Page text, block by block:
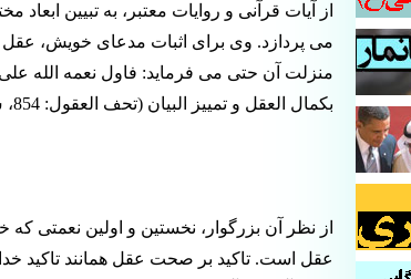
از آیات قرآنی و روایات معتبر، به تبیین
می پردازد. وی برای اثبات مدعای خویش، عقل
منزلت آن حتی می فرماید: فاول نعمه الله
بکمال العقل و تمییز البیان (تحف العقول: 854، س 5.)
از نظر آن بزرگوار، نخستین و اولین نعمتی
عقل است. تاکید بر صحت عقل همانند تاکید